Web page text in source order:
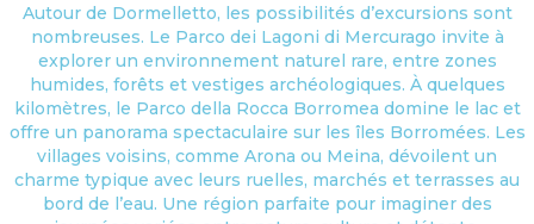
Autour de Dormelletto, les possibilités d’excursions sont
nombreuses. Le Parco dei Lagoni di Mercurago invite à
explorer un environnement naturel rare, entre zones
humides, forêts et vestiges archéologiques. À quelques
kilomètres, le Parco della Rocca Borromea domine le lac et
offre un panorama spectaculaire sur les îles Borromées. Les
villages voisins, comme Arona ou Meina, dévoilent un
charme typique avec leurs ruelles, marchés et terrasses au
bord de l’eau. Une région parfaite pour imaginer des